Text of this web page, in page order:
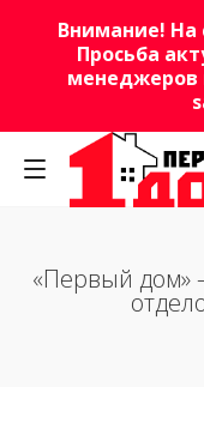
Внимание! На
Просьба
менеджеров
«Первый дом»